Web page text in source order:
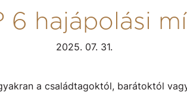
6 hajápolási
2025. 07. 31.
a családtagoktól, barátoktól